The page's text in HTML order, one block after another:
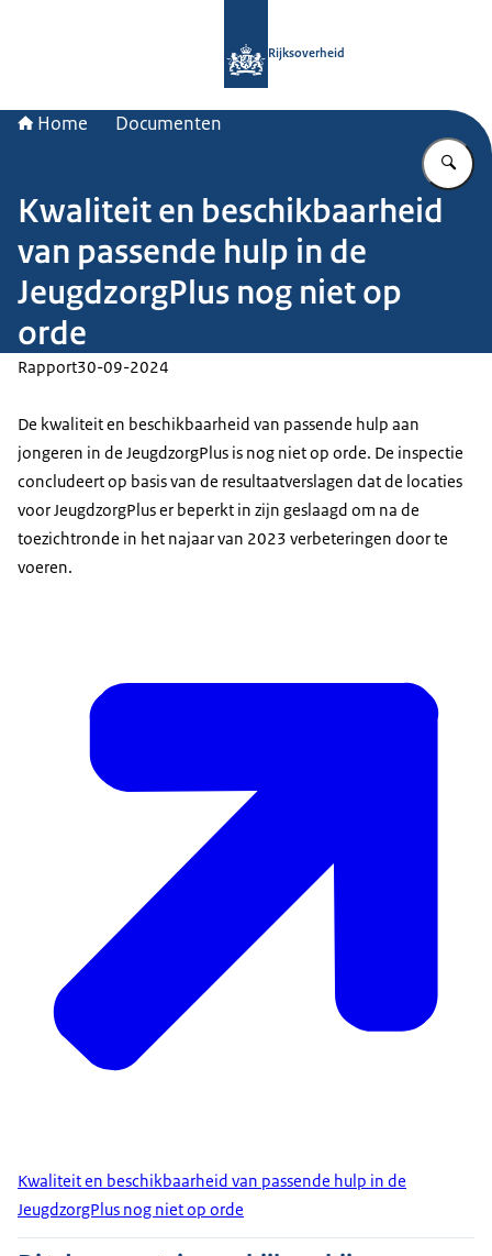
Rijksoverheid
Home Documenten
Kwaliteit en beschikbaarheid
van passende hulp in de
JeugdzorgPlus nog niet op
orde
Rapport30-09-2024
De kwaliteit en beschikbaarheid van passende hulp aan
jongeren in de JeugdzorgPlus is nog niet op orde. De inspectie
concludeert op basis van de resultaatverslagen dat de locaties
voor JeugdzorgPlus er beperkt in zijn geslaagd om na de
toezichtronde in het najaar van 2023 verbeteringen door te
voeren.
Kwaliteit en beschikbaarheid van passende hulp in de
JeugdzorgPlus nog niet op orde